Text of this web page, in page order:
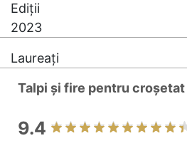
Ediții
2023
Laureați
Talpi și fire pentru croșetat
9.4